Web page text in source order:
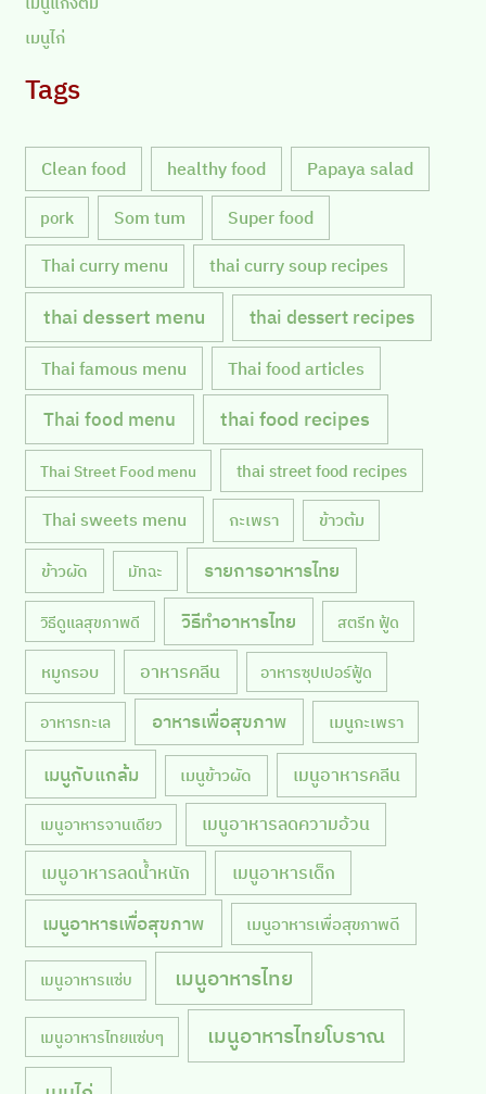
เมนูไก่
Tags
Clean food healthy food Papaya salad
pork Som tum Super food
Thai curry menu thai curry soup recipes
thai dessert menu thai dessert recipes
Thai famous menu Thai food articles
Thai food menu thai food recipes
Thai Street Food menu thai street food recipes
Thai sweets menu กะเพรา ข้าวต้ม
ข้าวผัด มัทฉะ รายการอาหารไทย
วิธีดูแลสุขภาพดี วิธีทำอาหารไทย สตรีท ฟู้ด
หมูกรอบ อาหารคลีน อาหารซุปเปอร์ฟู้ด
อาหารทะเล อาหารเพื่อสุขภาพ เมนูกะเพรา
เมนูกับแกล้ม เมนูข้าวผัด เมนูอาหารคลีน
เมนูอาหารจานเดียว เมนูอาหารลดความอ้วน
เมนูอาหารลดน้ำหนัก เมนูอาหารเด็ก
เมนูอาหารเพื่อสุขภาพ เมนูอาหารเพื่อสุขภาพดี
เมนูอาหารแซ่บ เมนูอาหารไทย
เมนูอาหารไทยแซ่บๆ เมนูอาหารไทยโบราณ